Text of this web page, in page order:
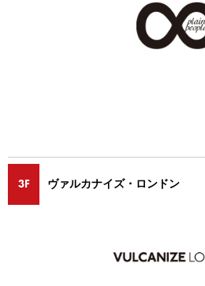
3F ヴァルカナイズ・ロンドン